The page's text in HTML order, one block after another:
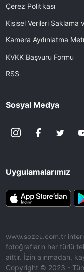
Çerez Politikası
Kişisel Verileri Saklama
Kamera Aydınlatma
KVKK Başvuru Formu
RSS
Sosyal Medya
Uygulamalarımız
www.sozcu.com.tr
fotoğrafların her türlü
aittir. İzin alınmadan,
Copyright © 2023 - Tüm